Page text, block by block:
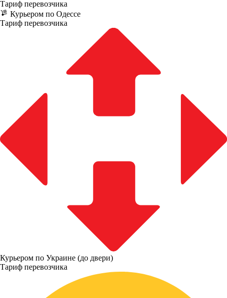
Тариф перевозчика
Курьером по Одессе
Тариф перевозчика
Курьером по Украине (до двери)
Тариф перевозчика